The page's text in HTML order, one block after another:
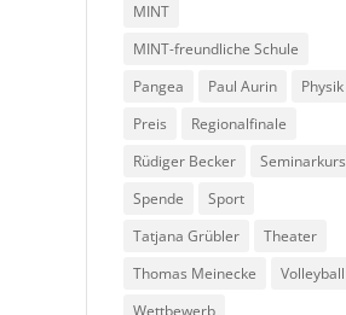
MINT
MINT-freundliche Schule
Pangea
Paul Aurin
Physik
Preis
Regionalfinale
Rüdiger Becker
Seminarkurs
Spende
Sport
Tatjana Grübler
Theater
Thomas Meinecke
Volleyball
Wettbewerb